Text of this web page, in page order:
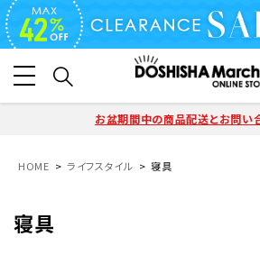
お盆期間中の商品配送とお問い
HOME ライフスタイル 寝具
寝具